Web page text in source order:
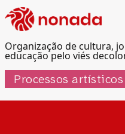
Organização de cultura,
educação pelo viés
Processos artísticos